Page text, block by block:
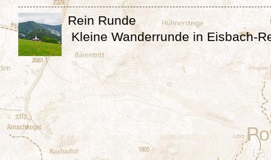
Rein Runde
Kleine Wanderrunde in Eisbach-